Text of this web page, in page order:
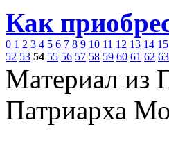
Как
0 1 2 3 4 5 6 7 8 9 10 11 12 13 14 15
52 53 54 55 56 57 58 59 60 61 62 63
Материал из
Патриарха